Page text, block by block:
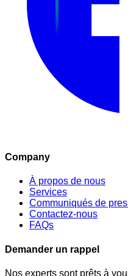
Company
À propos de nous
Services
Communiqués de
Contactez-nous
FAQs
Demander un rappel
Nos experts sont prêts à